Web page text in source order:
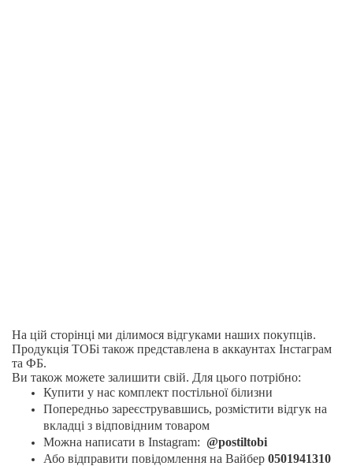
На цій сторінці ми ділимося відгуками наших покупців.
Продукція ТОБі також представлена в аккаунтах Інстаграм
та ФБ.
Ви також можете залишити свій. Для цього потрібно:
Купити у нас комплект постільної білизни
Попередньо зареєструвавшись, розмістити відгук на
вкладці з відповідним товаром
Можна написати в Instagram: @postiltobi
Або відправити повідомлення на Вайбер 0501941310